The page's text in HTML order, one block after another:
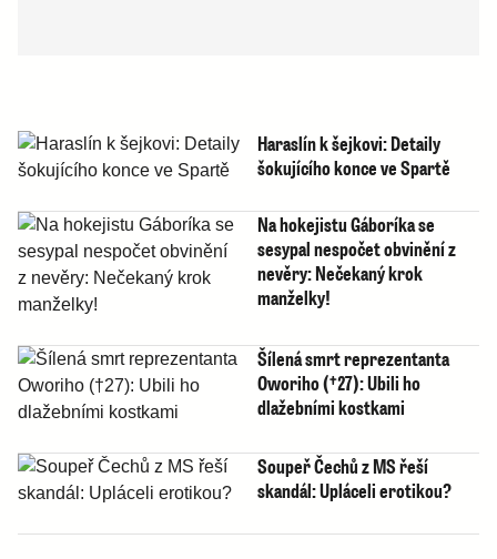
Haraslín k šejkovi: Detaily
šokujícího konce ve Spartě
Na hokejistu Gáboríka se
sesypal nespočet obvinění z
nevěry: Nečekaný krok
manželky!
Šílená smrt reprezentanta
Oworiho (†27): Ubili ho
dlažebními kostkami
Soupeř Čechů z MS řeší
skandál: Upláceli erotikou?